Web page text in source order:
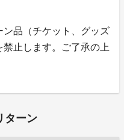
品（チケット、グッズ
止します。ご了承の上
ターン